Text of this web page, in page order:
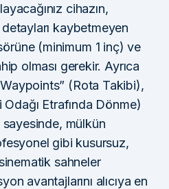
cihazın,
kaybetmeyen
(minimum 1 inç) ve
olması gerekir. Ayrıca
(Rota Takibi),
Etrafında Dönme)
sayesinde, mülkün
gibi kusursuz,
sahneler
avantajlarını alıcıya en